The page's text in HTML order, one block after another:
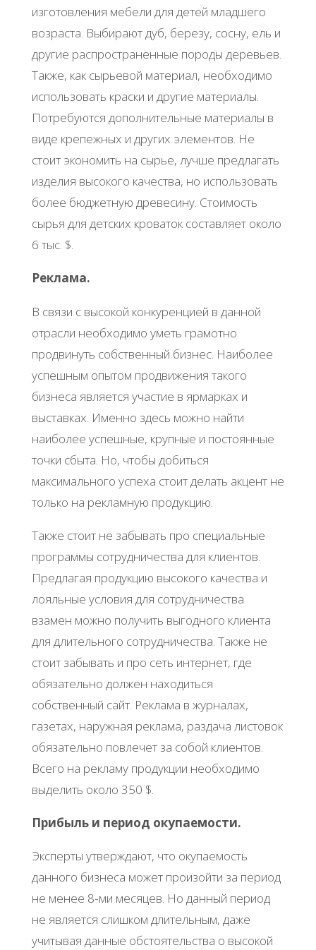
изготовления мебели для детей младшего
возраста. Выбирают дуб, березу, сосну, ель и
другие распространенные породы деревьев.
Также, как сырьевой материал, необходимо
использовать краски и другие материалы.
Потребуются дополнительные материалы в
виде крепежных и других элементов. Не
стоит экономить на сырье, лучше предлагать
изделия высокого качества, но использовать
более бюджетную древесину. Стоимость
сырья для детских кроваток составляет около
6 тыс. $.
Реклама.
В связи с высокой конкуренцией в данной
отрасли необходимо уметь грамотно
продвинуть собственный бизнес. Наиболее
успешным опытом продвижения такого
бизнеса является участие в ярмарках и
выставках. Именно здесь можно найти
наиболее успешные, крупные и постоянные
точки сбыта. Но, чтобы добиться
максимального успеха стоит делать акцент не
только на рекламную продукцию.
Также стоит не забывать про специальные
программы сотрудничества для клиентов.
Предлагая продукцию высокого качества и
лояльные условия для сотрудничества
взамен можно получить выгодного клиента
для длительного сотрудничества. Также не
стоит забывать и про сеть интернет, где
обязательно должен находиться
собственный сайт. Реклама в журналах,
газетах, наружная реклама, раздача листовок
обязательно повлечет за собой клиентов.
Всего на рекламу продукции необходимо
выделить около 350 $.
Прибыль и период окупаемости.
Эксперты утверждают, что окупаемость
данного бизнеса может произойти за период
не менее 8-ми месяцев. Но данный период
не является слишком длительным, даже
учитывая данные обстоятельства о высокой